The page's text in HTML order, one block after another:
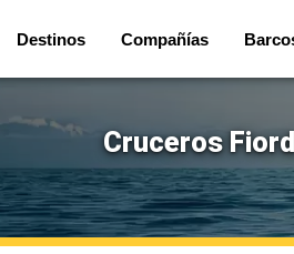
Destinos Compañías
Cruceros